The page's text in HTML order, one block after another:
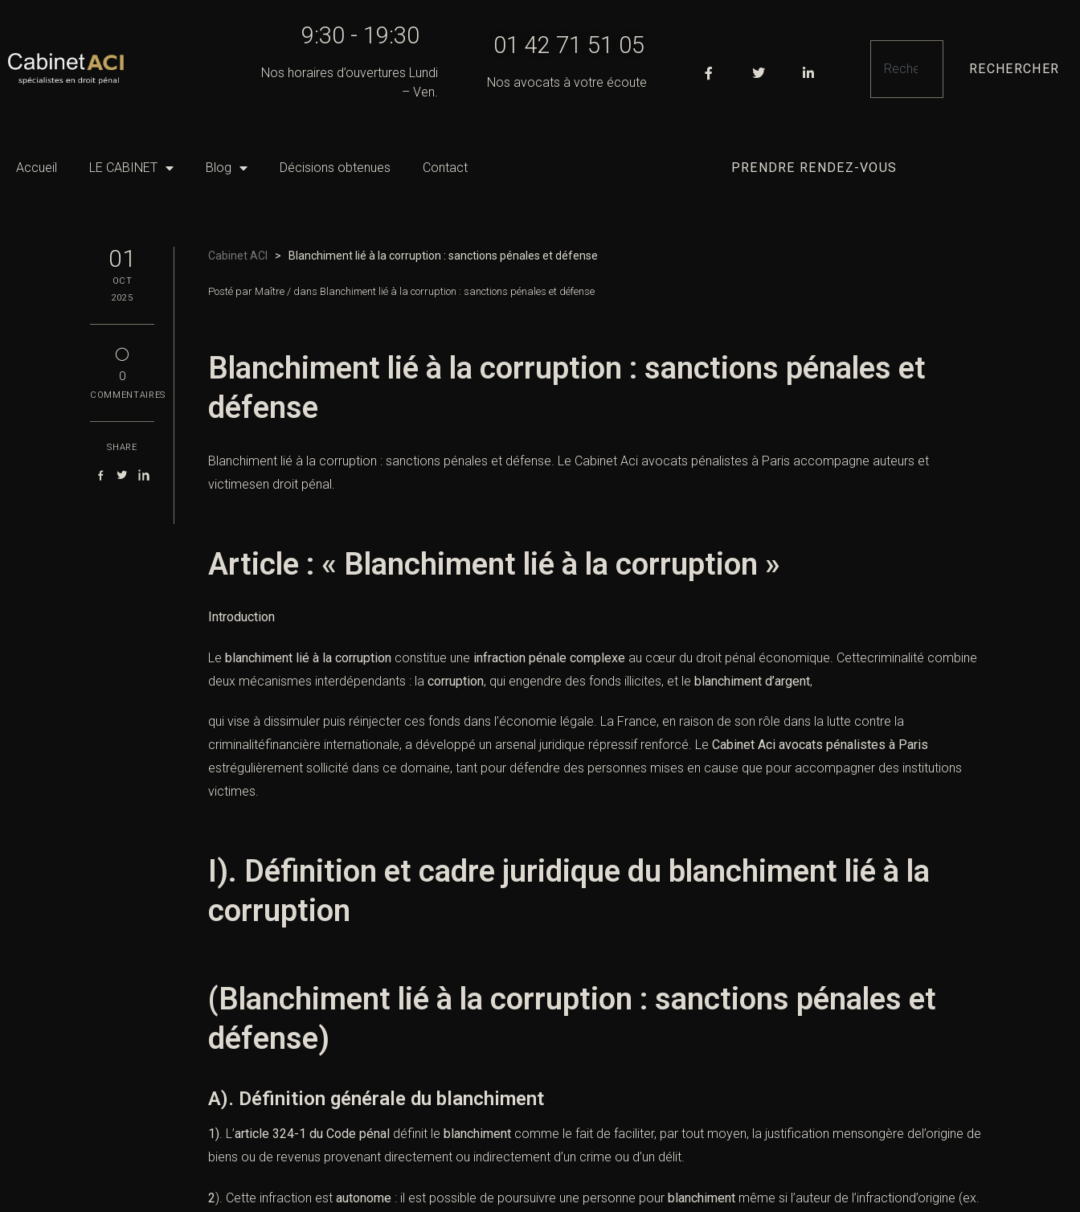
9:30 - 19:30
Nos horaires d’ouvertures Lundi
– Ven.
01 42 71 51 05
Nos avocats à votre écoute
RECHERCHER
Accueil LE CABINET Blog Décisions obtenues Contact PRENDRE RENDEZ-VOUS
01
OCT
2025
◯
0
COMMENTAIRES
SHARE
Cabinet ACI > Blanchiment lié à la corruption : sanctions pénales et défense
Posté par Maître / dans Blanchiment lié à la corruption : sanctions pénales et défense
Blanchiment lié à la corruption : sanctions pénales et
défense
Blanchiment lié à la corruption : sanctions pénales et défense. Le Cabinet Aci avocats pénalistes à Paris accompagne auteurs et
victimesen droit pénal.
Article : « Blanchiment lié à la corruption »
Introduction
Le blanchiment lié à la corruption constitue une infraction pénale complexe au cœur du droit pénal économique. Cettecriminalité combine
deux mécanismes interdépendants : la corruption, qui engendre des fonds illicites, et le blanchiment d’argent,
qui vise à dissimuler puis réinjecter ces fonds dans l’économie légale. La France, en raison de son rôle dans la lutte contre la
criminalitéfinancière internationale, a développé un arsenal juridique répressif renforcé. Le Cabinet Aci avocats pénalistes à Paris
estrégulièrement sollicité dans ce domaine, tant pour défendre des personnes mises en cause que pour accompagner des institutions
victimes.
I). Définition et cadre juridique du blanchiment lié à la
corruption
(Blanchiment lié à la corruption : sanctions pénales et
défense)
A). Définition générale du blanchiment
1). L’article 324-1 du Code pénal définit le blanchiment comme le fait de faciliter, par tout moyen, la justification mensongère del’origine de
biens ou de revenus provenant directement ou indirectement d’un crime ou d’un délit.
2). Cette infraction est autonome : il est possible de poursuivre une personne pour blanchiment même si l’auteur de l’infractiond’origine (ex.